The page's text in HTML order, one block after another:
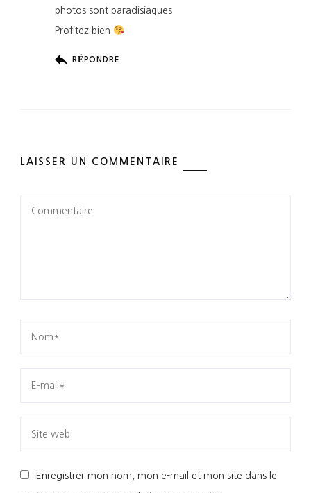
photos sont paradisiaques
Profitez bien
RÉPONDRE
LAISSER UN COMMENTAIRE
Enregistrer mon nom, mon e-mail et mon site dans le